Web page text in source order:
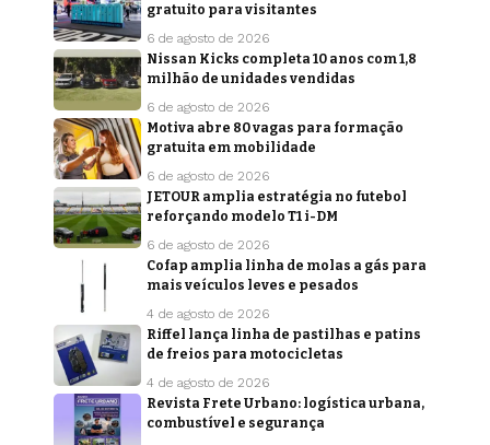
gratuito para visitantes
6 de agosto de 2026
Nissan Kicks completa 10 anos com 1,8
milhão de unidades vendidas
6 de agosto de 2026
Motiva abre 80 vagas para formação
gratuita em mobilidade
6 de agosto de 2026
JETOUR amplia estratégia no futebol
reforçando modelo T1 i-DM
6 de agosto de 2026
Cofap amplia linha de molas a gás para
mais veículos leves e pesados
4 de agosto de 2026
Riffel lança linha de pastilhas e patins
de freios para motocicletas
4 de agosto de 2026
Revista Frete Urbano: logística urbana,
combustível e segurança